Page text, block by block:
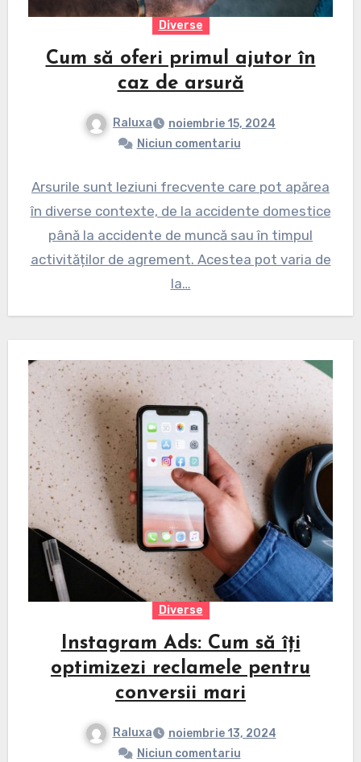
Diverse
Cum să oferi primul ajutor în
caz de arsură
Raluxa
noiembrie 15, 2024
Niciun comentariu
Arsurile sunt leziuni frecvente care pot apărea
în diverse contexte, de la accidente domestice
până la accidente de muncă sau în timpul
activităților de agrement. Acestea pot varia de
la…
Diverse
Instagram Ads: Cum să îți
optimizezi reclamele pentru
conversii mari
Raluxa
noiembrie 13, 2024
Niciun comentariu